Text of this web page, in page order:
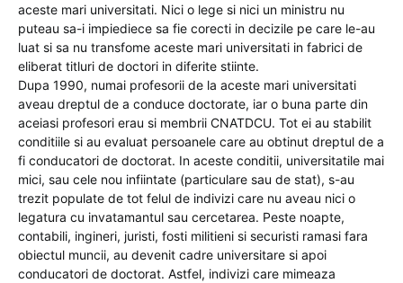
aceste mari universitati. Nici o lege si nici un ministru nu
puteau sa-i impiediece sa fie corecti in decizile pe care le-au
luat si sa nu transfome aceste mari universitati in fabrici de
eliberat titluri de doctori in diferite stiinte.
Dupa 1990, numai profesorii de la aceste mari universitati
aveau dreptul de a conduce doctorate, iar o buna parte din
aceiasi profesori erau si membrii CNATDCU. Tot ei au stabilit
conditiile si au evaluat persoanele care au obtinut dreptul de a
fi conducatori de doctorat. In aceste conditii, universitatile mai
mici, sau cele nou infiintate (particulare sau de stat), s-au
trezit populate de tot felul de indivizi care nu aveau nici o
legatura cu invatamantul sau cercetarea. Peste noapte,
contabili, ingineri, juristi, fosti militieni si securisti ramasi fara
obiectul muncii, au devenit cadre universitare si apoi
conducatori de doctorat. Astfel, indivizi care mimeaza